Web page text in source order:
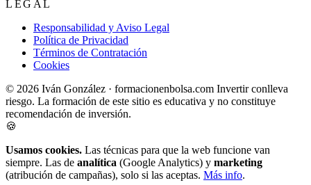
LEGAL
Responsabilidad y Aviso Legal
Política de Privacidad
Términos de Contratación
Cookies
© 2026 Iván González · formacionenbolsa.com Invertir conlleva
riesgo. La formación de este sitio es educativa y no constituye
recomendación de inversión.
🍪
Usamos cookies. Las técnicas para que la web funcione van
siempre. Las de analítica (Google Analytics) y marketing
(atribución de campañas), solo si las aceptas. Más info.